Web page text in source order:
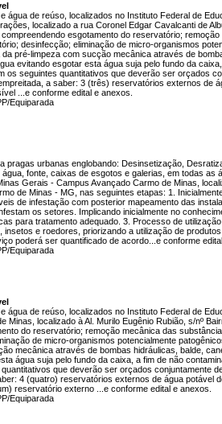
de reúso, localizados no Instituto Federal de
localizado a rua Coronel Edgar Cavalcanti de
esgotamento do reservatório; remoção
desinfecção; eliminação de micro-organismos
pré-limpeza com sucção mecânica através de
evitando esgotar esta água suja pelo fundo da
seguintes quantitativos que deverão ser orçados
a saber: 3 (três) reservatórios externos de
...e conforme edital e anexos.
Equiparada
pragas urbanas englobando: Desinsetização,
fonte, caixas de esgotos e galerias, em todas as
Gerais - Campus Avançado Carmo de Minas,
de Minas - MG, nas seguintes etapas: 1.
de infestação com posterior mapeamento das
os setores. Implicando inicialmente no
para tratamento adequado. 3. Processo de
e roedores, priorizando a utilização de
poderá ser quantificado de acordo...e conforme
Equiparada
de reúso, localizados no Instituto Federal de
localizado à Al. Murilo Eugênio Rubião, s/nº
do reservatório; remoção mecânica das
de micro-organismos potencialmente
mecânica através de bombas hidráulicas, balde,
água suja pelo fundo da caixa, a fim de não
que deverão ser orçados conjuntamente
4 (quatro) reservatórios externos de água potável
reservatório externo ...e conforme edital e anexos.
Equiparada